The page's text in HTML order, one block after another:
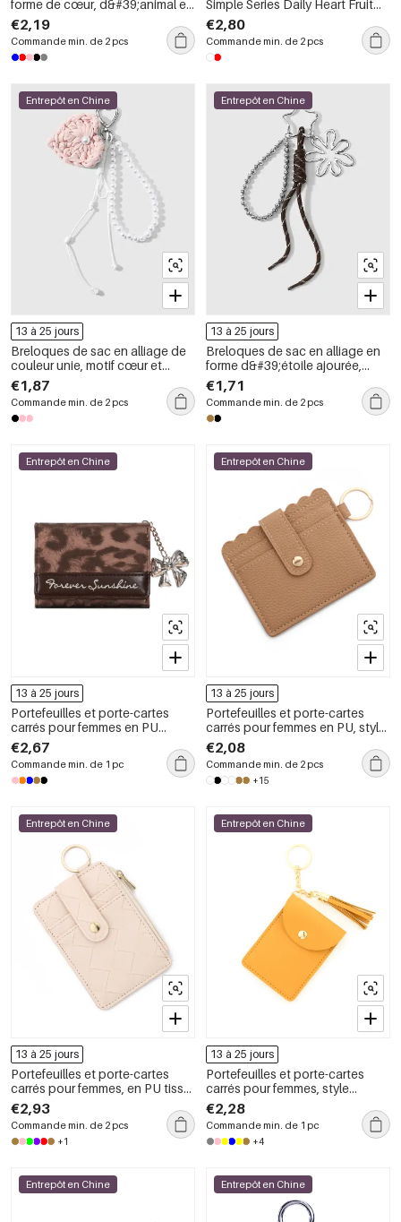
forme de cœur, d&#39;animal et
de nœud papillon, collection
quotidienne Simple Series
€2,19
Commande min. de 2 pcs
Simple Series Daily Heart Fruit
Polka Dots
€2,80
Commande min. de 2 pcs
Entrepôt en Chine
13 à 25 jours
Breloques de sac en alliage de
couleur unie, motif cœur et
nœud papillon, collection
Simple Series Daily
€1,87
Commande min. de 2 pcs
Entrepôt en Chine
13 à 25 jours
Breloques de sac en alliage en
forme d&#39;étoile ajourée,
collection Daily Flower de la
série Simple
€1,71
Commande min. de 2 pcs
Entrepôt en Chine
13 à 25 jours
Portefeuilles et porte-cartes
carrés pour femmes en PU
imprimé léopard, style
décontracté, avec nœud
papillon et accessoires
métalliques.
€2,67
Commande min. de 1 pc
Entrepôt en Chine
13 à 25 jours
Portefeuilles et porte-cartes
carrés pour femmes en PU, style
décontracté, matelassés,
imprimés unis, léopard et
animaux.
€2,08
Commande min. de 2 pcs
+15
Entrepôt en Chine
13 à 25 jours
Portefeuilles et porte-cartes
carrés pour femmes, en PU tissé
uni, style décontracté
€2,93
Commande min. de 2 pcs
+1
Entrepôt en Chine
13 à 25 jours
Portefeuilles et porte-cartes
carrés pour femmes, style
décontracté, couleur unie, en
PU avec pompon
€2,28
Commande min. de 1 pc
+4
Entrepôt en Chine Entrepôt en Chine